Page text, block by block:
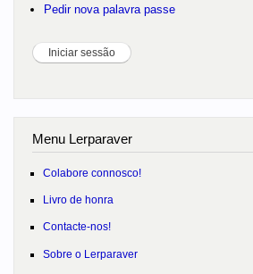
Pedir nova palavra passe
Menu Lerparaver
Colabore connosco!
Livro de honra
Contacte-nos!
Sobre o Lerparaver